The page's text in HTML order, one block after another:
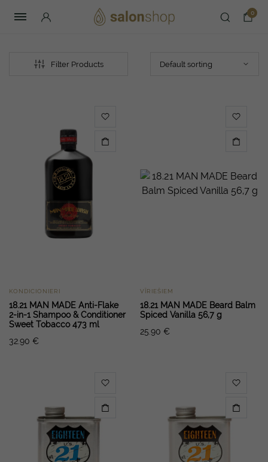
0
Filter Products
KONDICIONIERI
18.21 MAN MADE Anti-Flake
2-in-1 Shampoo & Conditioner
Sweet Tobacco 473 ml
32.90 €
VĪRIEŠIEM
18.21 MAN MADE Beard Balm
Spiced Vanilla 56,7 g
25.90 €